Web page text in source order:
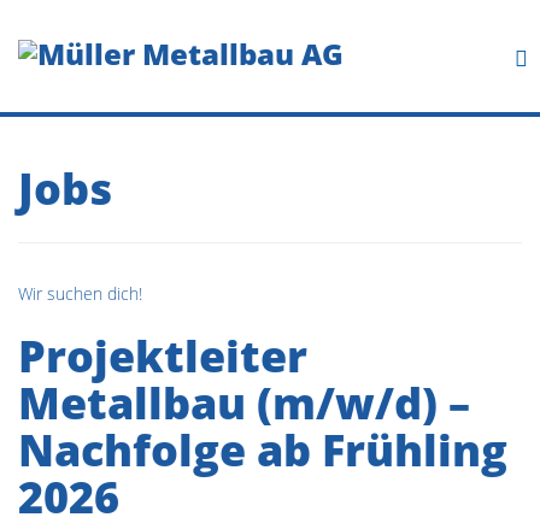
Jobs
Wir suchen dich!
Projektleiter
Metallbau (m/w/d) –
Nachfolge ab Frühling
2026